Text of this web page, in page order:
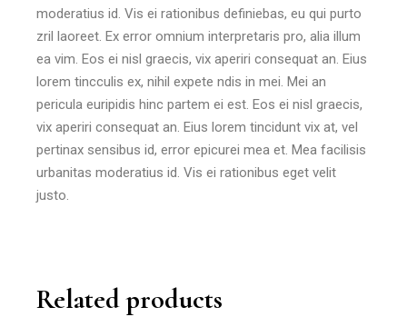
moderatius id. Vis ei rationibus definiebas, eu qui purto
zril laoreet. Ex error omnium interpretaris pro, alia illum
ea vim. Eos ei nisl graecis, vix aperiri consequat an. Eius
lorem tincculis ex, nihil expete ndis in mei. Mei an
pericula euripidis hinc partem ei est. Eos ei nisl graecis,
vix aperiri consequat an. Eius lorem tincidunt vix at, vel
pertinax sensibus id, error epicurei mea et. Mea facilisis
urbanitas moderatius id. Vis ei rationibus eget velit
justo.
Related products